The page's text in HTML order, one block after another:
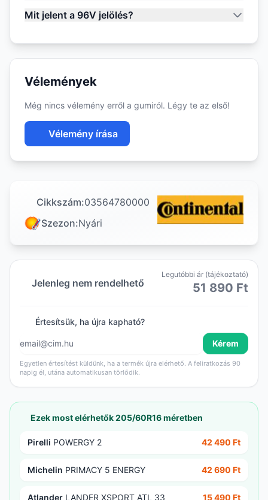
Mit jelent a 96V jelölés?
Vélemények
Még nincs vélemény erről a gumiról. Légy te az első!
Vélemény írása
Cikkszám:03564780000
Szezon:Nyári
Jelenleg nem rendelhető
Legutóbbi ár (tájékoztató)
51 890 Ft
Értesítsük, ha újra kapható?
Kérem
Egyetlen értesítést küldünk, ha a termék újra elérhető. A feliratkozás 90
napig él, utána automatikusan törlődik.
Ezek most elérhetők 205/60R16 méretben
Pirelli POWERGY 2 42 490 Ft
Michelin PRIMACY 5 ENERGY 42 690 Ft
Atlander LANDER XSPORT ATL 33 15 490 Ft